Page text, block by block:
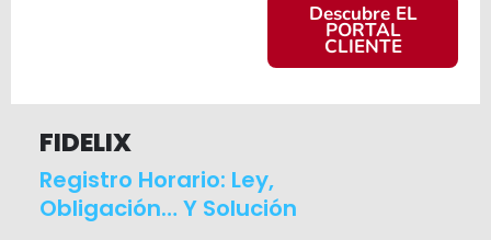
Descubre EL
PORTAL
CLIENTE
FIDELIX
Registro Horario: Ley,
Obligación… Y Solución